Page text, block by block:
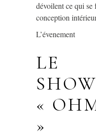
dévoilent ce qui se
conception
L’évenement
LE
«
»